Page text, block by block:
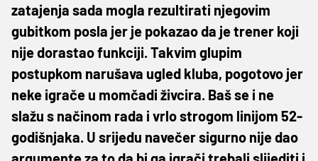
zatajenja sada mogla rezultirati njegovim
gubitkom posla jer je pokazao da je trener koji
nije dorastao funkciji. Takvim glupim
postupkom narušava ugled kluba, pogotovo jer
neke igrače u momčadi živcira. Baš se i ne
slažu s načinom rada i vrlo strogom linijom 52-
godišnjaka. U srijedu navečer sigurno nije dao